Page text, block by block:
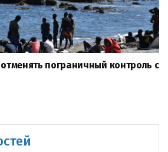
пограничный контроль с